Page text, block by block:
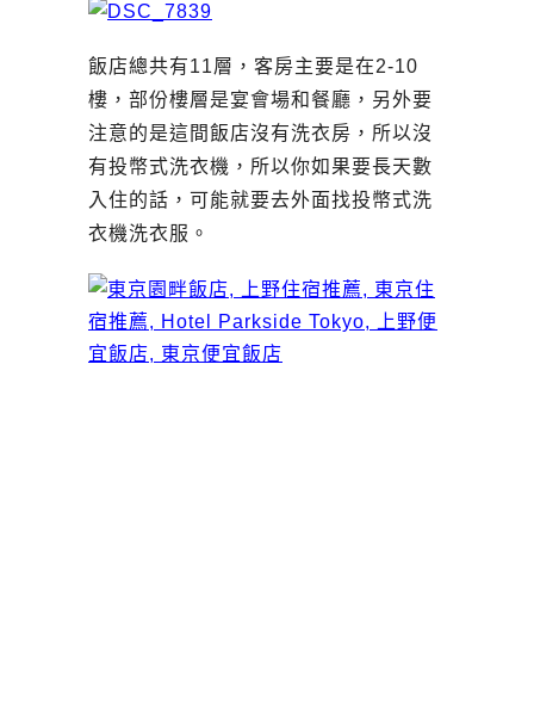
飯店總共有11層，客房主要是在2-10
樓，部份樓層是宴會場和餐廳，另外要
注意的是這間飯店沒有洗衣房，所以沒
有投幣式洗衣機，所以你如果要長天數
入住的話，可能就要去外面找投幣式洗
衣機洗衣服。